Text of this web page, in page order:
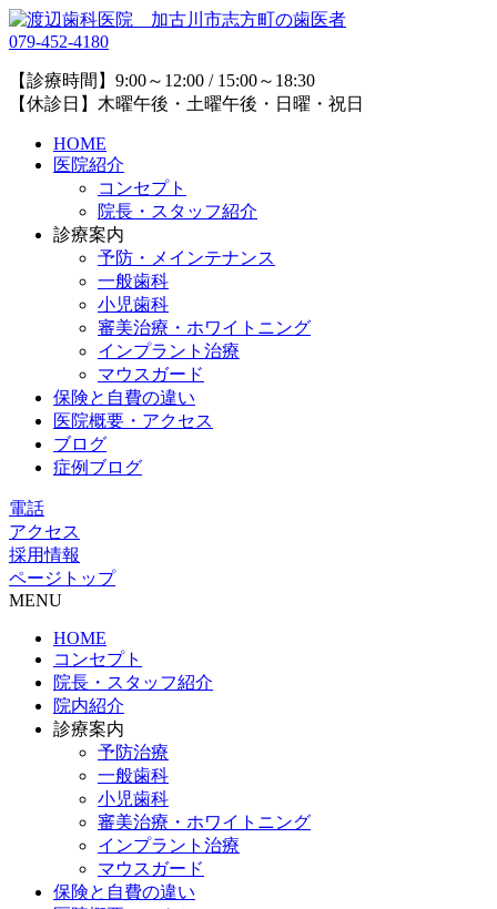
079-452-4180
【診療時間】9:00～12:00 / 15:00～18:30
【休診日】木曜午後・土曜午後・日曜・祝日
HOME
医院紹介
コンセプト
院長・スタッフ紹介
診療案内
予防・メインテナンス
一般歯科
小児歯科
審美治療・ホワイトニング
インプラント治療
マウスガード
保険と自費の違い
医院概要・アクセス
ブログ
症例ブログ
電話
アクセス
採用情報
ページトップ
MENU
HOME
コンセプト
院長・スタッフ紹介
院内紹介
診療案内
予防治療
一般歯科
小児歯科
審美治療・ホワイトニング
インプラント治療
マウスガード
保険と自費の違い